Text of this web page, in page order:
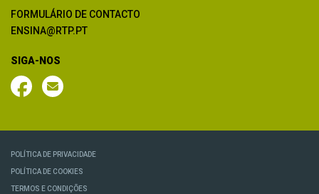
FORMULÁRIO DE CONTACTO
ENSINA@RTP.PT
SIGA-NOS
POLÍTICA DE PRIVACIDADE
POLÍTICA DE COOKIES
TERMOS E CONDIÇÕES